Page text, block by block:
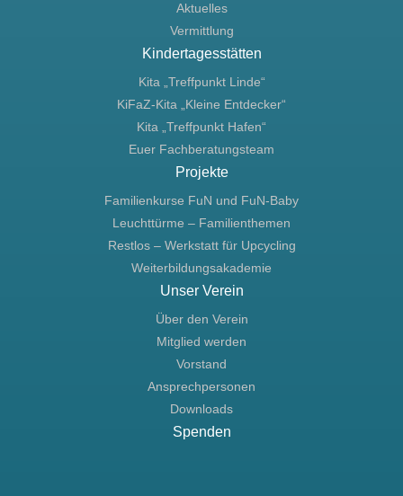
Aktuelles
Vermittlung
Kindertagesstätten
Kita „Treffpunkt Linde“
KiFaZ-Kita „Kleine Entdecker“
Kita „Treffpunkt Hafen“
Euer Fachberatungsteam
Projekte
Familienkurse FuN und FuN-Baby
Leuchttürme – Familienthemen
Restlos – Werkstatt für Upcycling
Weiterbildungsakademie
Unser Verein
Über den Verein
Mitglied werden
Vorstand
Ansprechpersonen
Downloads
Spenden